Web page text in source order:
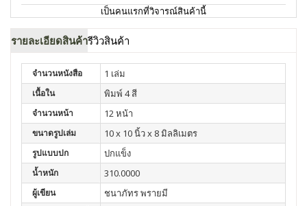
เป็นคนแรกที่วิจารณ์สินค้านี้
รายละเอียดสินค้ารีวิวสินค้า
จำนวนหนังสือ 1 เล่ม
เนื้อใน พิมพ์ 4 สี
จำนวนหน้า 12 หน้า
ขนาดรูปเล่ม 10 x 10 นิ้ว x 8 มิลลิเมตร
รูปแบบปก ปกแข็ง
น้ำหนัก 310.0000
ผู้เขียน ชนาภัทร พรายมี